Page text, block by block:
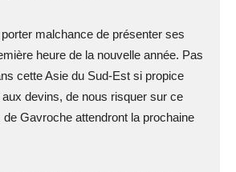
malchance de présenter ses
heure de la nouvelle année. Pas
cette Asie du Sud-Est si propice
devins, de nous risquer sur ce
Gavroche attendront la prochaine